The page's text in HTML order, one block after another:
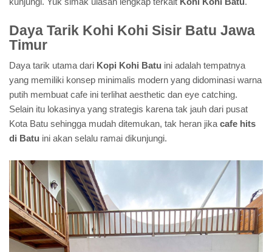
Daya Tarik Kohi Kohi Sisir Batu Jawa
Timur
Daya tarik utama dari Kopi Kohi Batu ini adalah tempatnya
yang memiliki konsep minimalis modern yang didominasi warna
putih membuat cafe ini terlihat aesthetic dan eye catching.
Selain itu lokasinya yang strategis karena tak jauh dari pusat
Kota Batu sehingga mudah ditemukan, tak heran jika cafe hits
di Batu ini akan selalu ramai dikunjungi.